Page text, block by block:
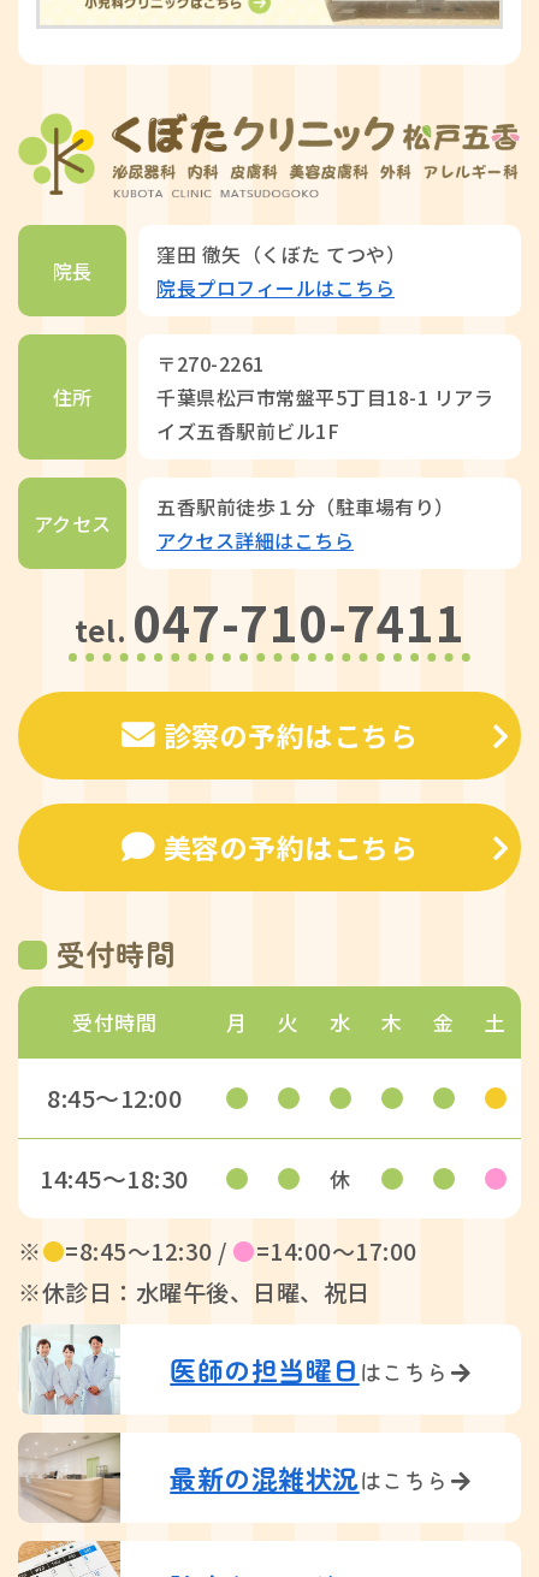
院長
窪田 徹矢（くぼた てつや）
院長プロフィールはこちら
住所
〒270-2261
千葉県松戸市常盤平5丁目18-1 リアラ
イズ五香駅前ビル1F
アクセス
五香駅前徒歩１分（駐車場有り）
アクセス詳細はこちら
tel. 047-710-7411
診察の予約はこちら
美容の予約はこちら
受付時間
受付時間 月 火 水 木 金 土
8:45〜12:00
14:45〜18:30 休
※●=8:45〜12:30 / ●=14:00〜17:00
※休診日：水曜午後、日曜、祝日
医師の担当曜日 はこちら
最新の混雑状況はこちら